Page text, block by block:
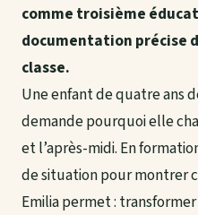
comme troisième
documentation précise
classe.
Une enfant de quatre ans
demande pourquoi elle
et l’après-midi. En
de situation pour montrer
Emilia permet :